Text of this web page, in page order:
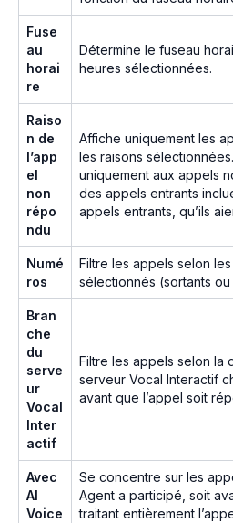
Fuse
au
horai
re
Détermine le fuseau
heures sélectionnées.
Raiso
n de
l’app
el
non
répo
ndu
Affiche uniquement les
les raisons
uniquement aux appels
des appels entrants
appels entrants, qu’ils
Numé
ros
Filtre les appels selon
sélectionnés (sortants ou
Bran
che
du
serve
ur
Vocal
Inter
actif
Filtre les appels selon la
serveur Vocal Interactif
avant que l’appel soit
Avec
AI
Voice
Se concentre sur les
Agent a participé, soit
traitant entièrement